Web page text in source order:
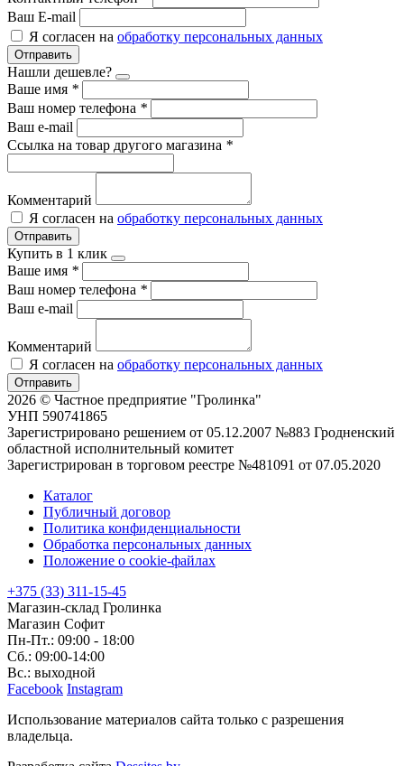
Ваш E-mail
Я согласен на обработку персональных данных
Отправить
Нашли дешевле?
Ваше имя *
Ваш номер телефона *
Ваш e-mail
Ссылка на товар другого магазина *
Комментарий
Я согласен на обработку персональных данных
Отправить
Купить в 1 клик
Ваше имя *
Ваш номер телефона *
Ваш e-mail
Комментарий
Я согласен на обработку персональных данных
Отправить
2026 © Частное предприятие "Гролинка"
УНП 590741865
Зарегистрировано решением от 05.12.2007 №883 Гродненский
областной исполнительный комитет
Зарегистрирован в торговом реестре №481091 от 07.05.2020
Каталог
Публичный договор
Политика конфиденциальности
Обработка персональных данных
Положение о cookie-файлах
+375 (33) 311-15-45
Магазин-склад Гролинка
Магазин Софит
Пн-Пт.: 09:00 - 18:00
Сб.: 09:00-14:00
Вс.: выходной
Facebook Instagram
Использование материалов сайта только с разрешения
владельца.